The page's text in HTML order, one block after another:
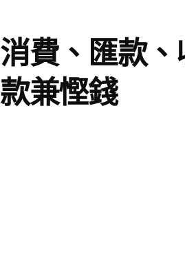
消費、匯款、
款兼慳錢